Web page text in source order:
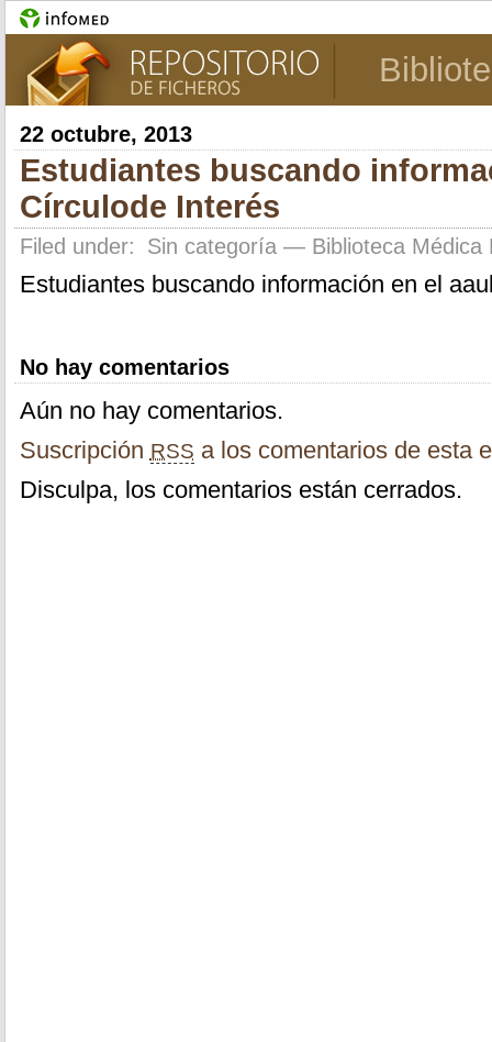
22 octubre, 2013
Estudiantes buscando
Círculode Interés
Filed under: Sin categoría— Biblioteca Médica
Estudiantes buscando información en el
No hay comentarios
Aún no hay comentarios.
Suscripción RSS a los comentarios de esta
Disculpa, los comentarios están cerrados.